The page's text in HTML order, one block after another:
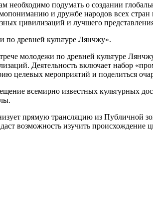
подумать о создании
и дружбе народов всех
цивилизаций и лучшего
по древней культуре Лянчжу».
молодежи по древней культуре
Деятельность включает набор
целевых мероприятий и поделиться
всемирно известных культурных
прямую трансляцию из Публичной
возможность изучить